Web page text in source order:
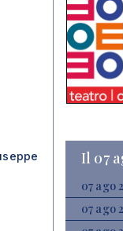
Il 07
07 ago
07 ago